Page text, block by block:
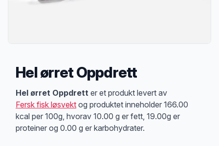
Hel ørret Oppdrett
Produktbeskrivelse
Hel ørret Oppdrett er et produkt levert av
Fersk fisk løsvekt og produktet inneholder 166.00
kcal per 100g, hvorav 10.00 g er fett, 19.00g er
proteiner og 0.00 g er karbohydrater.